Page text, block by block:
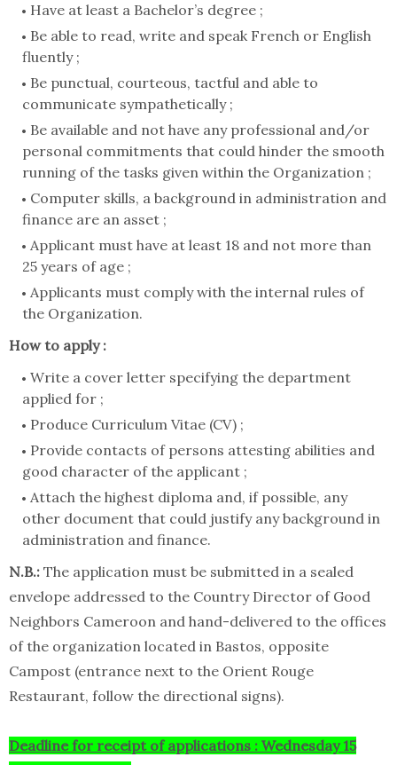
Have at least a Bachelor’s degree ;
Be able to read, write and speak French or English
fluently ;
Be punctual, courteous, tactful and able to
communicate sympathetically ;
Be available and not have any professional and/or
personal commitments that could hinder the smooth
running of the tasks given within the Organization ;
Computer skills, a background in administration and
finance are an asset ;
Applicant must have at least 18 and not more than
25 years of age ;
Applicants must comply with the internal rules of
the Organization.
How to apply :
Write a cover letter specifying the department
applied for ;
Produce Curriculum Vitae (CV) ;
Provide contacts of persons attesting abilities and
good character of the applicant ;
Attach the highest diploma and, if possible, any
other document that could justify any background in
administration and finance.
N.B.: The application must be submitted in a sealed
envelope addressed to the Country Director of Good
Neighbors Cameroon and hand-delivered to the offices
of the organization located in Bastos, opposite
Campost (entrance next to the Orient Rouge
Restaurant, follow the directional signs).
Deadline for receipt of applications : Wednesday 15